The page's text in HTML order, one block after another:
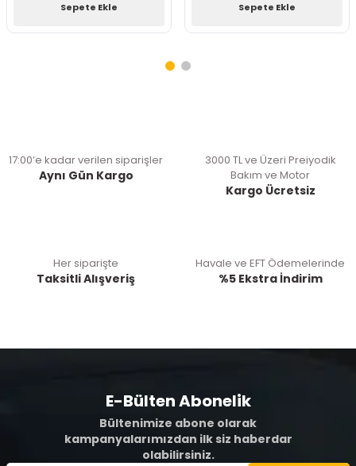
Sepete Ekle Sepete Ekle
17:00’e kadar verilen siparişler
Aynı Gün Kargo
3000 TL ve Üzeri Preiyodik
Bakım ve Motor
Kargo Ücretsiz
Her siparişte
Taksitli Alışveriş
Havale ve EFT Ödemelerinde
%5 Ekstra İndirim
E-Bülten Abonelik
Bültenimize abone olarak
kampanyalarımızdan ilk siz haberdar
olabilirsiniz.